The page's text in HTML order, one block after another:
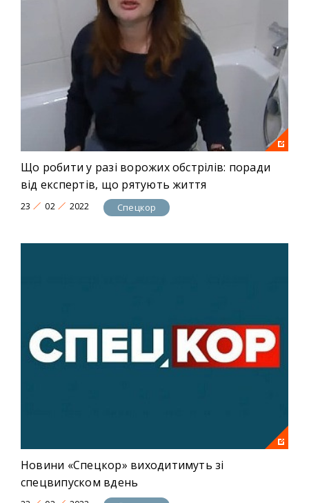
Що робити у разі ворожих обстрілів: поради
від експертів, що рятують життя
23 02 2022 Спецкор
Новини «Спецкор» виходитимуть зі
спецвипуском вдень